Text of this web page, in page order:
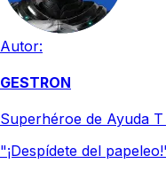
Autor:
GESTRON
Superhéroe de Ayuda T
"¡Despídete del